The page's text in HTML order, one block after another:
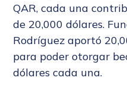
QAR, cada una
de 20,000 dólares.
Rodríguez aportó
para poder otorgar
dólares cada una.